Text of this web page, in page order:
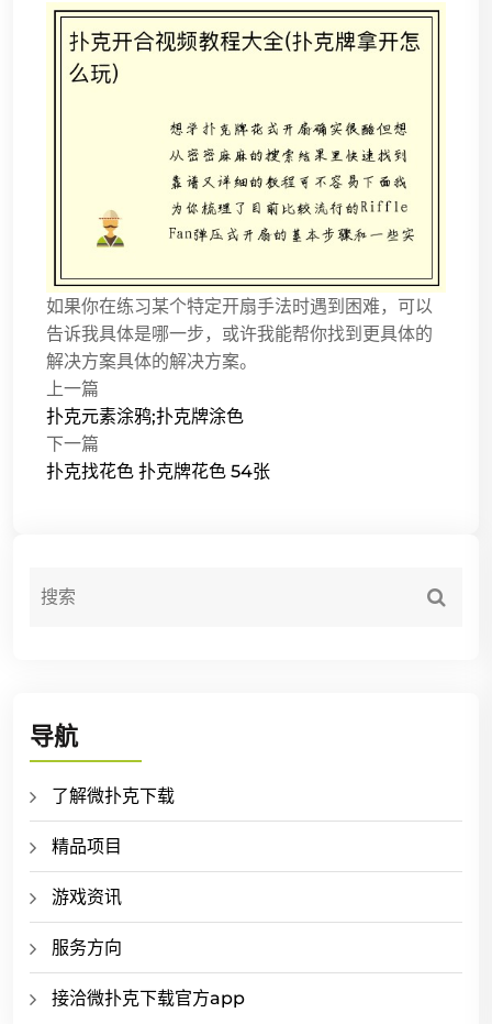
如果你在练习某个特定开扇手法时遇到困难，可以
告诉我具体是哪一步，或许我能帮你找到更具体的
解决方案具体的解决方案。
上一篇
扑克元素涂鸦;扑克牌涂色
下一篇
扑克找花色 扑克牌花色 54张
导航
了解微扑克下载
精品项目
游戏资讯
服务方向
接洽微扑克下载官方app